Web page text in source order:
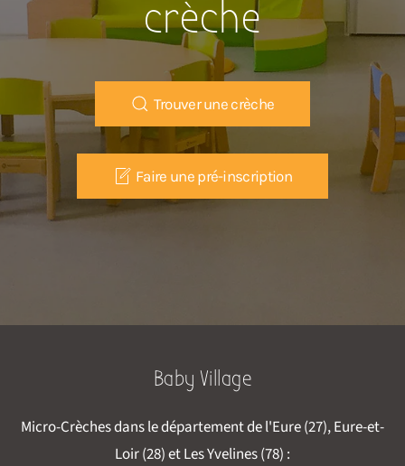
crèche
Trouver une crèche
Faire une pré-inscription
Baby Village
Micro-Crèches dans le département de l'Eure (27), Eure-et-
Loir (28) et Les Yvelines (78) :